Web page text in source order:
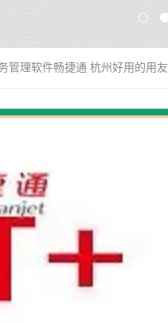
管理软件畅捷通 杭州好用的用友